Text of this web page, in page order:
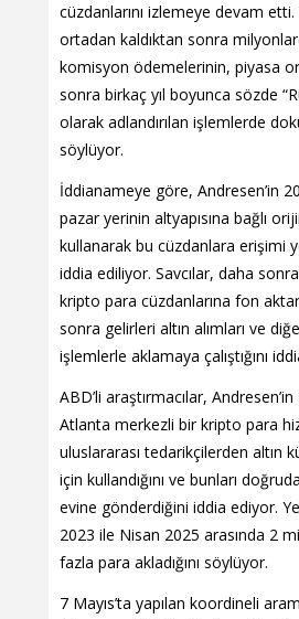
cüzdanlarını izlemeye devam
ortadan kaldıktan sonra
komisyon ödemelerinin, piyasa
sonra birkaç yıl boyunca sözde
olarak adlandırılan işlemlerde
söylüyor.
İddianameye göre, Andresen’in
pazar yerinin altyapısına bağlı
kullanarak bu cüzdanlara erişimi
iddia ediliyor. Savcılar, daha
kripto para cüzdanlarına fon
sonra gelirleri altın alımları ve
işlemlerle aklamaya çalıştığını
ABD’li araştırmacılar, Andresen’in
Atlanta merkezli bir kripto para
uluslararası tedarikçilerden altın
için kullandığını ve bunları
evine gönderdiğini iddia ediyor.
2023 ile Nisan 2025 arasında 2
fazla para akladığını söylüyor.
7 Mayıs’ta yapılan koordineli